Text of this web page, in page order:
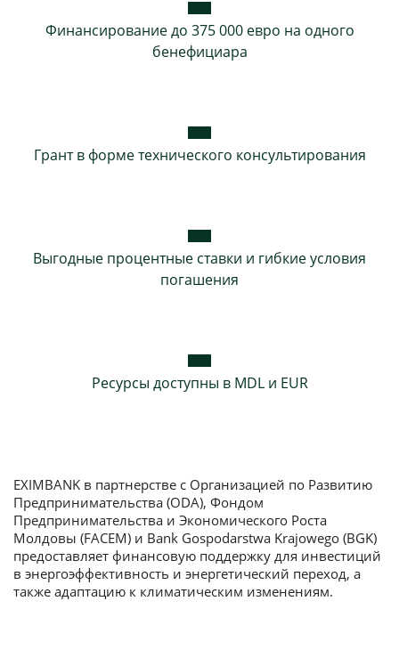
Финансирование до 375 000 евро на одного
бенефициара
Грант в форме технического консультирования
Выгодные процентные ставки и гибкие условия
погашения
Ресурсы доступны в MDL и EUR
EXIMBANK в партнерстве с Организацией по Развитию
Предпринимательства (ODA), Фондом
Предпринимательства и Экономического Роста
Молдовы (FACEM) и Bank Gospodarstwa Krajowego (BGK)
предоставляет финансовую поддержку для инвестиций
в энергоэффективность и энергетический переход, а
также адаптацию к климатическим изменениям.